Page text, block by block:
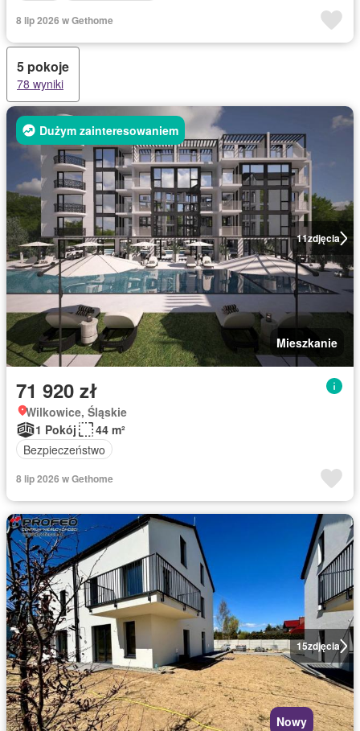
8 lip 2026 w Gethome
5 pokoje
78 wyniki
11zdjęcia
Dużym zainteresowaniem
Mieszkanie
71 920 zł
Wilkowice, Śląskie
1 Pokój
44 m²
Bezpieczeństwo
8 lip 2026 w Gethome
15zdjęcia
Nowy